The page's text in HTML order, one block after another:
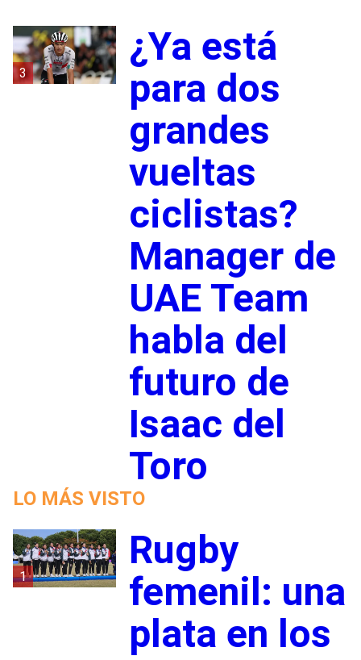
3
¿Ya está
para dos
grandes
vueltas
ciclistas?
Manager de
UAE Team
habla del
futuro de
Isaac del
Toro
LO MÁS VISTO
1
Rugby
femenil: una
plata en los